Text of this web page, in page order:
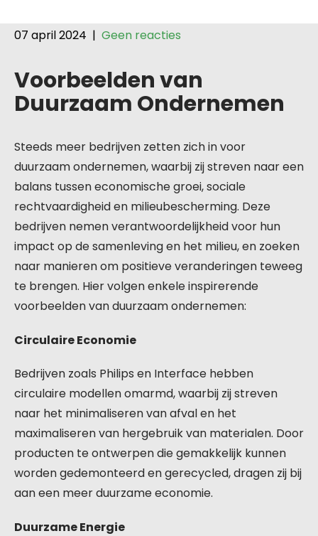
07 april 2024 | Geen reacties
Voorbeelden van
Duurzaam Ondernemen
Steeds meer bedrijven zetten zich in voor
duurzaam ondernemen, waarbij zij streven naar een
balans tussen economische groei, sociale
rechtvaardigheid en milieubescherming. Deze
bedrijven nemen verantwoordelijkheid voor hun
impact op de samenleving en het milieu, en zoeken
naar manieren om positieve veranderingen teweeg
te brengen. Hier volgen enkele inspirerende
voorbeelden van duurzaam ondernemen:
Circulaire Economie
Bedrijven zoals Philips en Interface hebben
circulaire modellen omarmd, waarbij zij streven
naar het minimaliseren van afval en het
maximaliseren van hergebruik van materialen. Door
producten te ontwerpen die gemakkelijk kunnen
worden gedemonteerd en gerecycled, dragen zij bij
aan een meer duurzame economie.
Duurzame Energie